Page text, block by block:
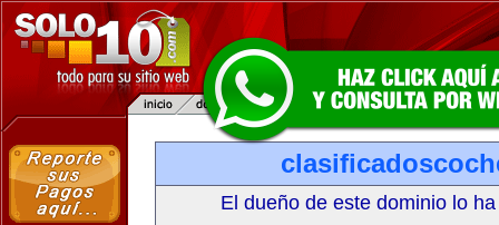
El dueño de este dominio lo